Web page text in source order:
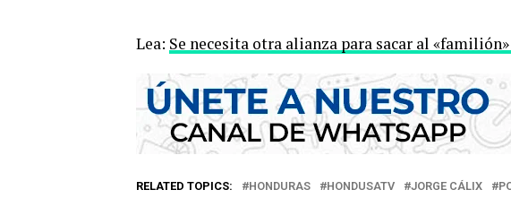
Lea: Se necesita otra alianza para sacar al
RELATED TOPICS: HONDURAS HONDUSATV JORGE CÁLIX